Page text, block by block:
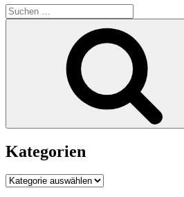
Suchen
nach:
Kategorien
Kategorien